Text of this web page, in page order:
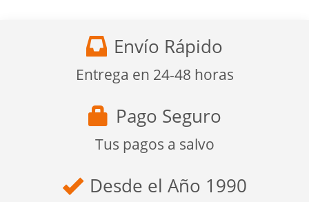
Envío Rápido
Entrega en 24-48 horas
Pago Seguro
Tus pagos a salvo
Desde el Año 1990